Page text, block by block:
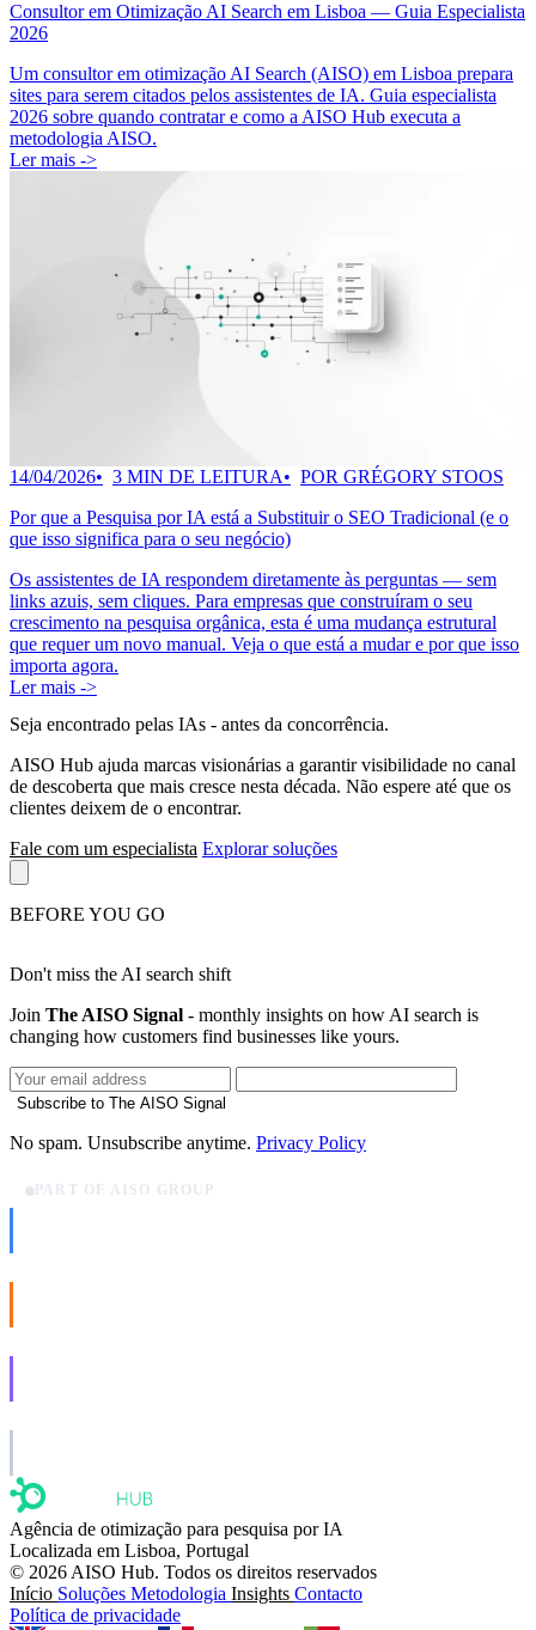
Consultor em Otimização AI Search em Lisboa — Guia Especialista
2026
Um consultor em otimização AI Search (AISO) em Lisboa prepara
sites para serem citados pelos assistentes de IA. Guia especialista
2026 sobre quando contratar e como a AISO Hub executa a
metodologia AISO.
Ler mais ->
14/04/2026 3 MIN DE LEITURA
POR GRÉGORY STOOS
Por que a Pesquisa por IA está a Substituir o SEO Tradicional (e o
que isso significa para o seu negócio)
Os assistentes de IA respondem diretamente às perguntas — sem
links azuis, sem cliques. Para empresas que construíram o seu
crescimento na pesquisa orgânica, esta é uma mudança estrutural
que requer um novo manual. Veja o que está a mudar e por que isso
importa agora.
Ler mais ->
Seja encontrado pelas IAs - antes da concorrência.
AISO Hub ajuda marcas visionárias a garantir visibilidade no canal
de descoberta que mais cresce nesta década. Não espere até que os
clientes deixem de o encontrar.
Fale com um especialista Explorar soluções
BEFORE YOU GO
Don't miss the AI search shift
Join The AISO Signal - monthly insights on how AI search is
changing how customers find businesses like yours.
Subscribe to The AISO Signal
No spam. Unsubscribe anytime. Privacy Policy
PART OF AISO GROUP
Agência de otimização para pesquisa por IA
Localizada em Lisboa, Portugal
© 2026 AISO Hub. Todos os direitos reservados
Início Soluções Metodologia Insights Contacto
Política de privacidade